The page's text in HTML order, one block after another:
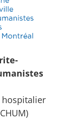
hospitalier